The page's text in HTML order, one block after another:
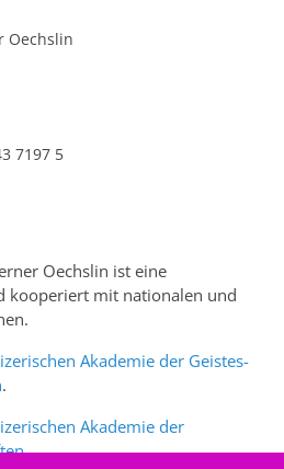
Oechslin
7197 5
Oechslin ist eine
kooperiert mit nationalen und
Akademie der Geistes-
.
Akademie der
.